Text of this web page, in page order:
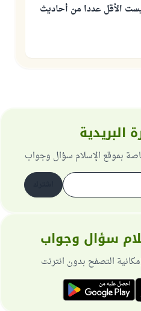
أحاديث آل البيت الكرام ليست الأقل عددا من أحاديث
البريدية
بموقع الإسلام سؤال وجواب
سؤال وجواب
التصفح بدون انترنت